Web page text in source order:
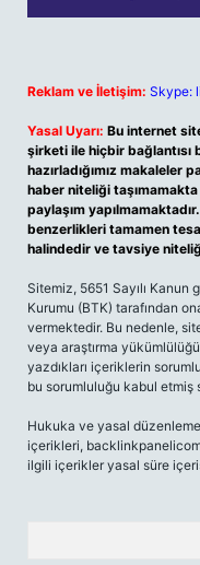
Reklam ve İletişim: Skype:
Yasal Uyarı: Bu internet
şirketi ile hiçbir bağlantısı
hazırladığımız makaleler
haber niteliği
paylaşım
benzerlikleri tamamen
halindedir ve tavsiye
Sitemiz, 5651 Sayılı
Kurumu (BTK) tarafından
vermektedir. Bu nedenle,
veya araştırma
yazdıkları içeriklerin
bu sorumluluğu kabul etmiş
Hukuka ve yasal
içerikleri,
ilgili içerikler yasal süre